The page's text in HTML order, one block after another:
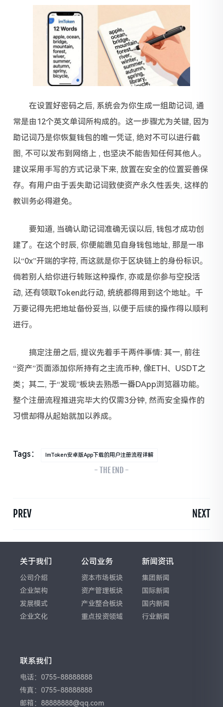
在设置好密码之后, 系统会为你生成一组助记词, 通
常是由12个英文单词所构成的。这一步骤尤为关键, 因为
助记词乃是你恢复钱包的唯一凭证, 绝对不可以进行截
图, 不可以发布到网络上 , 也坚决不能告知任何其他人。
建议采用手写的方式记录下来, 放置在安全的位置妥善保
存。有用户由于丢失助记词致使资产永久性丢失, 这样的
教训务必得避免。
要知道, 当确认助记词准确无误以后, 钱包才成功创
建了。在这个时辰, 你便能瞧见自身钱包地址, 那是一串
以“0x”开端的字符, 而这就是你于区块链上的身份标识。
倘若别人给你进行转账这种操作, 亦或是你参与空投活
动, 还有领取Token此行动, 统统都得用到这个地址。千
万要记得先把地址备份妥当, 以便于后续的操作得以顺利
进行。
搞定注册之后, 提议先着手干两件事情: 其一, 前往
“资产”页面添加你所持有之主流币种, 像ETH、USDT之
类；其二, 于“发现”板块去熟悉一番DApp浏览器功能。
整个注册流程推进完毕大约仅需3分钟, 然而安全操作的
习惯却得从起始就加以养成。
Tags： ImToken安卓版app下载的用户注册流程详解
- THE END -
PREV NEXT
关于我们
公司介绍
企业架构
发展模式
企业文化
公司业务
资本市场板块
资产管理板块
产业整合板块
重点投资领域
新闻资讯
集团新闻
国际新闻
国内新闻
行业新闻
联系我们
电话：0755-88888888
传真：0755-88888888
邮箱：88888888@qq.com